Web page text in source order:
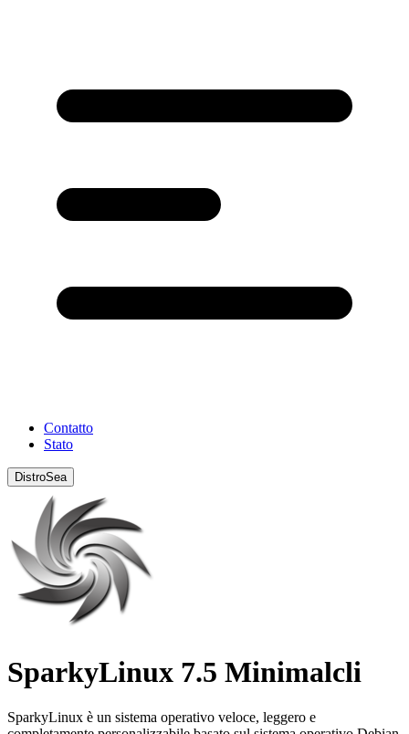
Contatto
Stato
DistroSea
SparkyLinux 7.5 Minimalcli
SparkyLinux è un sistema operativo veloce, leggero e